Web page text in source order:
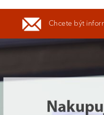
Chcete být